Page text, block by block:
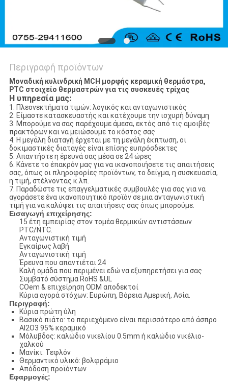
Περιγραφή προϊόντων
Μοναδική κυλινδρική MCH μορφής κεραμική θερμάστρα,
PTC στοιχείο θερμαστρών για τις συσκευές τρίχας
Η υπηρεσία μας:
1. Πλεονεκτήματα τιμών: λογικός και ανταγωνιστικός
2. Είμαστε κατασκευαστής και κατέχουμε την ισχυρή δύναμη
3. Μπορούμε να σας παρέχουμε άμεσα, εκτός από τις αμοιβές
πρακτόρων και να μειώσουμε το κόστος σας
4. Η μεγάλη διαταγή έρχεται με τη μεγάλη έκπτωση, οι
δοκιμαστικές διαταγές είναι επίσης ευπρόσδεκτες
5. Απαντήστε η έρευνά σας μέσα σε 24 ώρες
6. Κάνετε το έπακρόν μας για να ικανοποιήσετε τις απαιτήσεις
σας, όπως οι πληροφορίες προϊόντων, το δείγμα, η συσκευασία,
η τιμή, στέλνοντας κ.λπ.
7. Παραδώστε τις επαγγελματικές συμβουλές για σας για να
αγοράσετε ένα ικανοποιητικό προϊόν σε μια ανταγωνιστική
τιμή για να καλύψει τις απαιτήσεις σας όπως μπορούμε.
Εισαγωγή επιχείρησης:
15 έτη εμπειρίας στον τομέα θερμικών αντιστάσεων
PTC/NTC.
Ανταγωνιστική τιμή
Εγκαίρως λαβή
Ανταγωνιστική τιμή
Έρευνα που απαντιέται 24
Καλή ομάδα που περιμένει εδώ να εξυπηρετήσει για σας
Συμβατό σύστημα RoHS &UL
COem & επιχείρηση ODM αποδεκτοί
Κύρια αγορά στόχων: Ευρώπη, Βόρεια Αμερική, Ασία.
Περιγραφή:
Κύρια πρώτη ύλη
Βασικό πιάτο: το περιεχόμενο είναι περισσότερο από άσπρο
Al2O3 95% κεραμικό
Μόλυβδος: καλώδιο νικελίου 0.5mm ή καλώδιο νικέλιο-
χαλκού
Μανίκι: Τεφλόν
Θερμαντικό υλικό: βολφράμιο
Απόδοση προϊόντων
Εφαρμογές: